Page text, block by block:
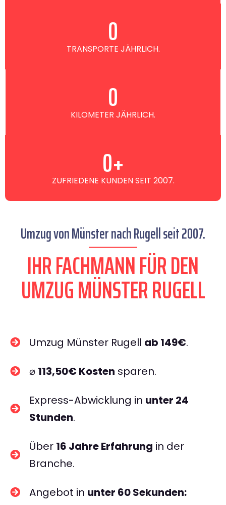
TRANSPORTE JÄHRLICH.
0
KILOMETER JÄHRLICH.
0
ZUFRIEDENE KUNDEN SEIT 2007.
0+
Umzug von Münster nach Rugell seit 2007.
IHR FACHMANN FÜR DEN
UMZUG MÜNSTER RUGELL
Umzug Münster Rugell ab 149€.
⌀ 113,50€ Kosten sparen.
Express-Abwicklung in unter 24
Stunden.
Über 16 Jahre Erfahrung in der
Branche.
Angebot in unter 60 Sekunden: